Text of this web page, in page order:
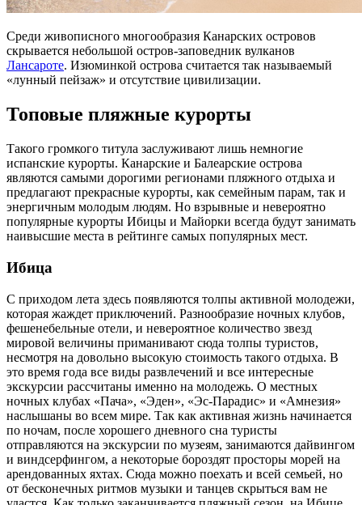
Среди живописного многообразия Канарских островов
скрывается небольшой остров-заповедник вулканов
Лансароте. Изюминкой острова считается так называемый
«лунный пейзаж» и отсутствие цивилизации.
Топовые пляжные курорты
Такого громкого титула заслуживают лишь немногие
испанские курорты. Канарские и Балеарские острова
являются самыми дорогими регионами пляжного отдыха и
предлагают прекрасные курорты, как семейным парам, так и
энергичным молодым людям. Но взрывные и невероятно
популярные курорты Ибицы и Майорки всегда будут занимать
наивысшие места в рейтинге самых популярных мест.
Ибица
С приходом лета здесь появляются толпы активной молодежи,
которая жаждет приключений. Разнообразие ночных клубов,
фешенебельные отели, и невероятное количество звезд
мировой величины приманивают сюда толпы туристов,
несмотря на довольно высокую стоимость такого отдыха. В
это время года все виды развлечений и все интересные
экскурсии рассчитаны именно на молодежь. О местных
ночных клубах «Пача», «Эден», «Эс-Парадис» и «Амнезия»
наслышаны во всем мире. Так как активная жизнь начинается
по ночам, после хорошего дневного сна туристы
отправляются на экскурсии по музеям, занимаются дайвингом
и виндсерфингом, а некоторые бороздят просторы морей на
арендованных яхтах. Сюда можно поехать и всей семьей, но
от бесконечных ритмов музыки и танцев скрыться вам не